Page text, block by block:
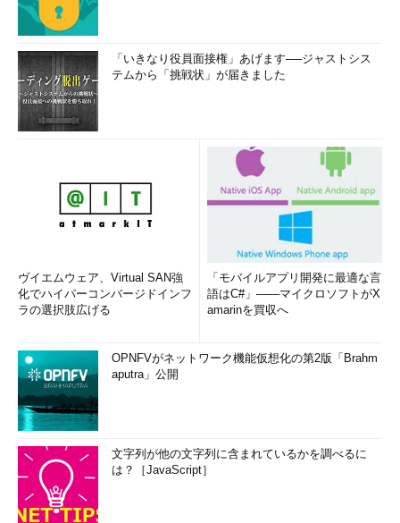
「いきなり役員面接権」あげます──ジャストシス
テムから「挑戦状」が届きました
ヴイエムウェア、Virtual SAN強
化でハイパーコンバージドインフ
ラの選択肢広げる
「モバイルアプリ開発に最適な言
語はC#」――マイクロソフトがX
amarinを買収へ
OPNFVがネットワーク機能仮想化の第2版「Brahm
aputra」公開
文字列が他の文字列に含まれているかを調べるに
は？［JavaScript］